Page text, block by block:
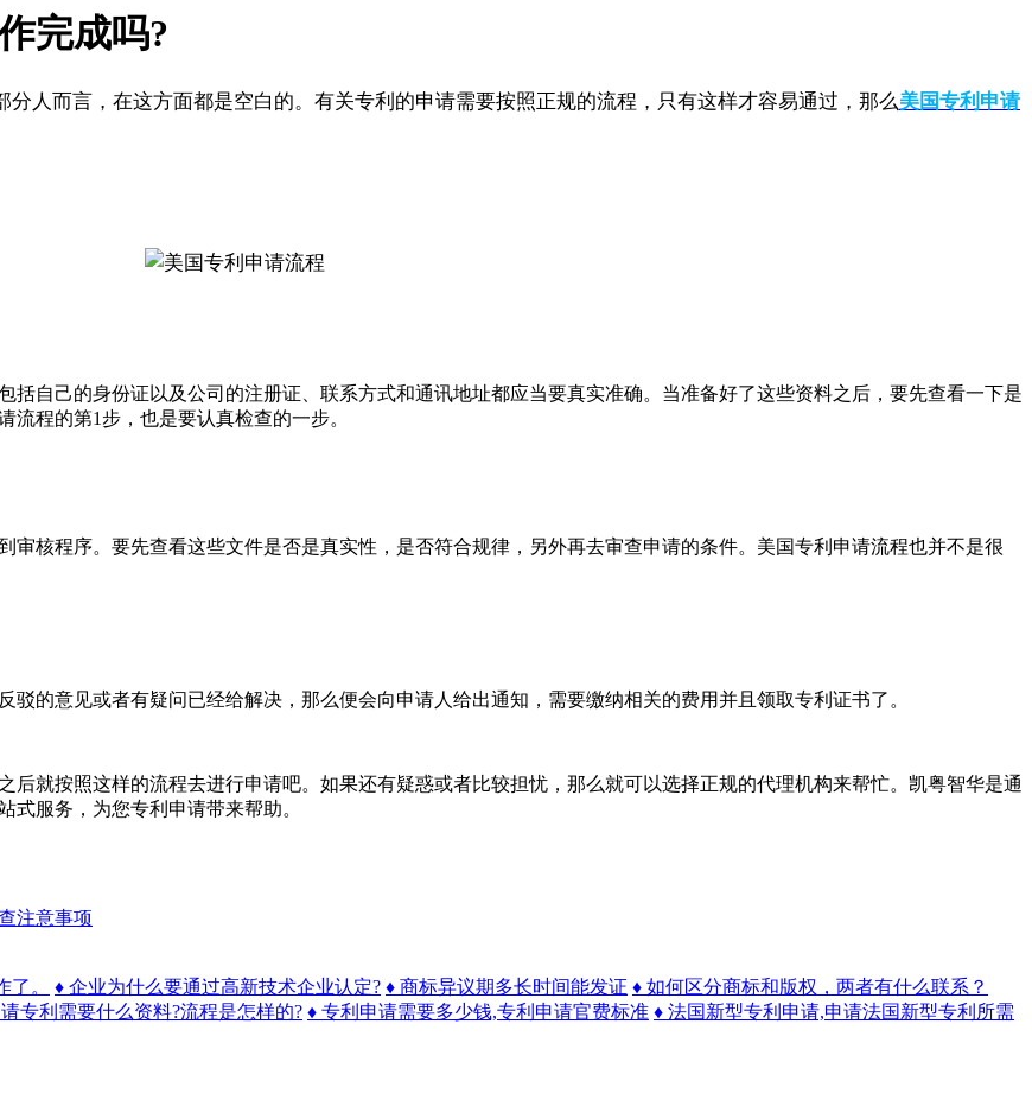
完成吗?
而言，在这方面都是空白的。有关专利的申请需要按照正规的流程，只有这样才容易通过，那么美国专利申请
自己的身份证以及公司的注册证、联系方式和通讯地址都应当要真实准确。当准备好了这些资料之后，要先查看一下是
程的第1步，也是要认真检查的一步。
核程序。要先查看这些文件是否是真实性，是否符合规律，另外再去审查申请的条件。美国专利申请流程也并不是很
意见或者有疑问已经给解决，那么便会向申请人给出通知，需要缴纳相关的费用并且领取专利证书了。
就按照这样的流程去进行申请吧。如果还有疑惑或者比较担忧，那么就可以选择正规的代理机构来帮忙。凯粤智华是通
式服务，为您专利申请带来帮助。
注意事项
。 ♦ 企业为什么要通过高新技术企业认定? ♦ 商标异议期多长时间能发证 ♦ 如何区分商标和版权，两者有什么联系？
专利需要什么资料?流程是怎样的? ♦ 专利申请需要多少钱,专利申请官费标准 ♦ 法国新型专利申请,申请法国新型专利所需